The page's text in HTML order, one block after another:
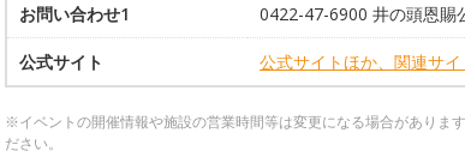
お問い合わせ1 0422-47-6900 井の頭恩賜
公式サイト 公式サイトほか、関連サ
※イベントの開催情報や施設の営業時間等は変更になる場合がありま
ださい。